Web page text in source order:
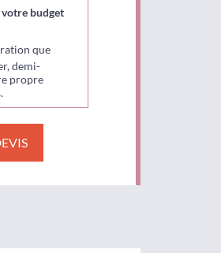
votre budget
que
demi-
propre